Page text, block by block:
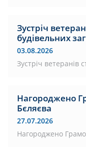
Зустріч
будівельних
03.08.2026
Зустріч ветеранів
Нагороджено
Бєляєва
27.07.2026
Нагороджено